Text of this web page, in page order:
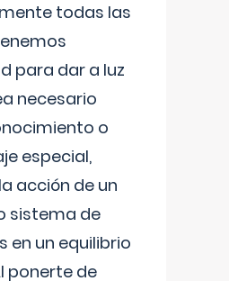
todas las
para dar a luz
necesario
o
especial,
acción de un
sistema de
en un equilibrio
ponerte de